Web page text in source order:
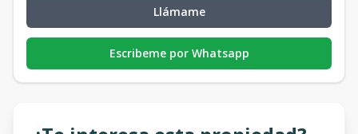
Llámame
Escribeme por Whatsapp